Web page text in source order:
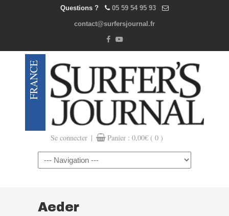
Questions ? 05 59 54 95 93
contact@surfersjournal.fr
Se connecter | Panier : 0,00€ ( 0 )
Navigation
Aeder